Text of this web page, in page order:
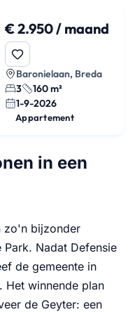
€ 2.950 / maand
Baronielaan, Breda
3
160 m²
1-9-2026
Appartement
in een
zo'n bijzonder
Park. Nadat Defensie
de gemeente in
Het winnende plan
de Geyter: een